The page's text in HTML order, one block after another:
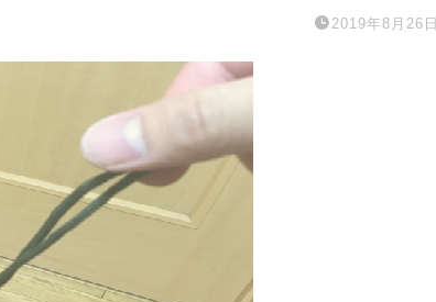
2019年8月26日